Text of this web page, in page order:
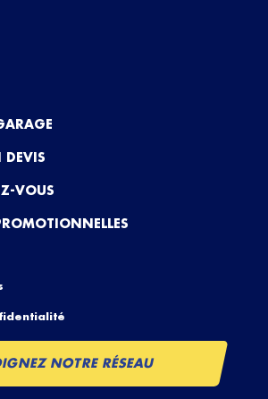
DEVIS
VOUS
NOTRE RÉSEAU